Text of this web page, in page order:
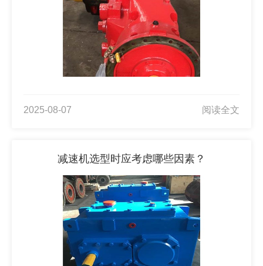
2025-08-07 阅读全文
减速机选型时应考虑哪些因素？